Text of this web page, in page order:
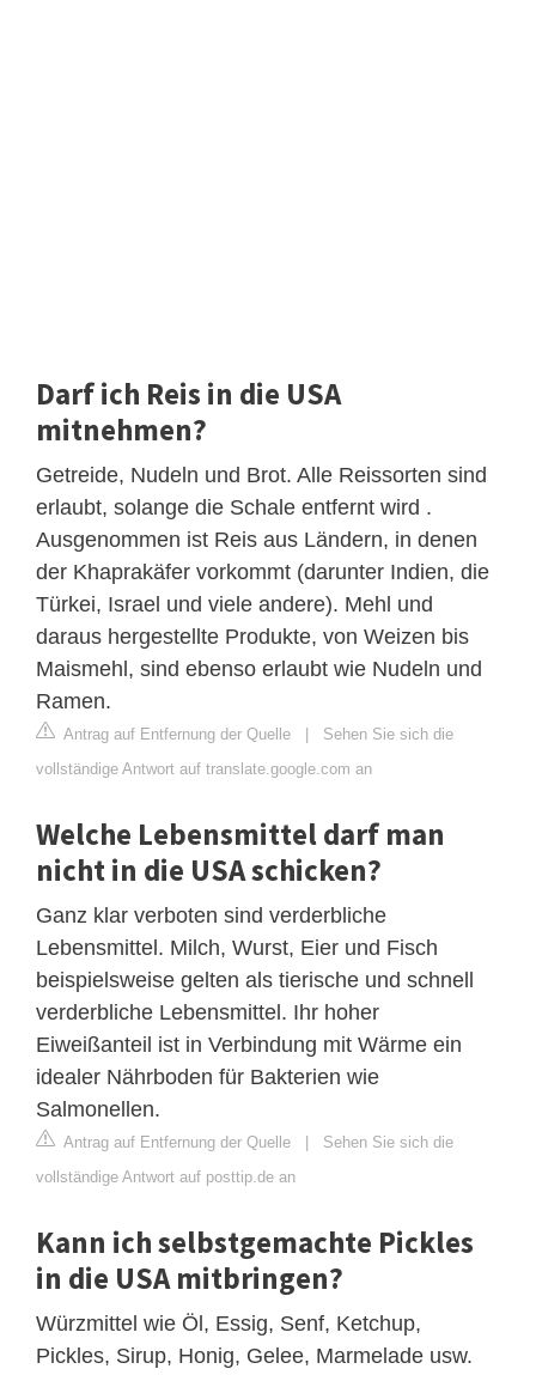
Darf ich Reis in die USA
mitnehmen?
Getreide, Nudeln und Brot. Alle Reissorten sind
erlaubt, solange die Schale entfernt wird .
Ausgenommen ist Reis aus Ländern, in denen
der Khaprakäfer vorkommt (darunter Indien, die
Türkei, Israel und viele andere). Mehl und
daraus hergestellte Produkte, von Weizen bis
Maismehl, sind ebenso erlaubt wie Nudeln und
Ramen.
Antrag auf Entfernung der Quelle | Sehen Sie sich die
vollständige Antwort auf translate.google.com an
Welche Lebensmittel darf man
nicht in die USA schicken?
Ganz klar verboten sind verderbliche
Lebensmittel. Milch, Wurst, Eier und Fisch
beispielsweise gelten als tierische und schnell
verderbliche Lebensmittel. Ihr hoher
Eiweißanteil ist in Verbindung mit Wärme ein
idealer Nährboden für Bakterien wie
Salmonellen.
Antrag auf Entfernung der Quelle | Sehen Sie sich die
vollständige Antwort auf posttip.de an
Kann ich selbstgemachte Pickles
in die USA mitbringen?
Würzmittel wie Öl, Essig, Senf, Ketchup,
Pickles, Sirup, Honig, Gelee, Marmelade usw.